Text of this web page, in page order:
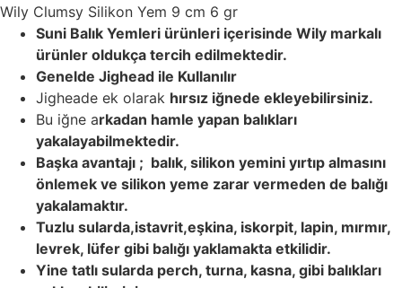
Wily Clumsy Silikon Yem 9 cm 6 gr
Suni Balık Yemleri ürünleri içerisinde Wily markalı
ürünler oldukça tercih edilmektedir.
Genelde Jighead ile Kullanılır
Jigheade ek olarak hırsız iğnede ekleyebilirsiniz.
Bu iğne arkadan hamle yapan balıkları
yakalayabilmektedir.
Başka avantajı ; balık, silikon yemini yırtıp almasını
önlemek ve silikon yeme zarar vermeden de balığı
yakalamaktır.
Tuzlu sularda,istavrit,eşkina, iskorpit, lapin, mırmır,
levrek, lüfer gibi balığı yaklamakta etkilidir.
Yine tatlı sularda perch, turna, kasna, gibi balıkları